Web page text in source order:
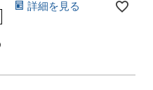
詳細を見る